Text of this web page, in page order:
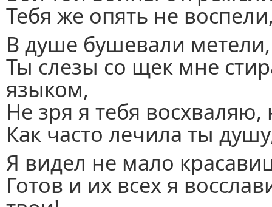
Тебя же опять не
В душе бушевали
Ты слезы со щек мне
языком,
Не зря я тебя
Как часто лечила ты
Я видел не мало
Готов и их всех я